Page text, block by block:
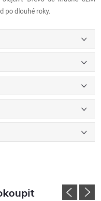
po dlouhé roky.